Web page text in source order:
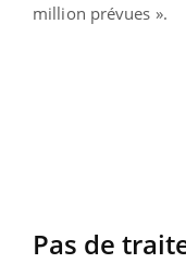
million prévues ».
Pas de